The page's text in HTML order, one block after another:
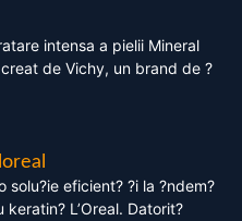
intensa a pielii Mineral
de Vichy, un brand de ?
eficient? ?i la ?ndem?
L’Oreal. Datorit?